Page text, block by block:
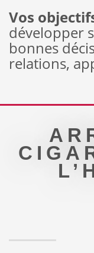
Vos
développer
bonnes
relations,